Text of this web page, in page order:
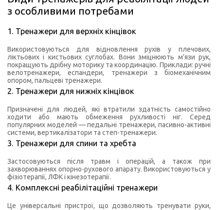
з особливими потребами
1. Тренажери для верхніх кінцівок
Використовуються для відновлення рухів у плечових,
ліктьових і кистьових суглобах. Вони зміцнюють м’язи рук,
покращують дрібну моторику та координацію. Приклади: ручні
велотренажери, еспандери, тренажери з біомеханічним
опором, пальцеві тренажери.
2. Тренажери для нижніх кінцівок
Призначені для людей, які втратили здатність самостійно
ходити або мають обмеження рухливості ніг. Серед
популярних моделей — педальні тренажери, пасивно-активні
системи, вертикалізатори та степ-тренажери.
3. Тренажери для спини та хребта
Застосовуються після травм і операцій, а також при
захворюваннях опорно-рухового апарату. Використовуються у
фізіотерапії, ЛФК і кінезотерапії.
4. Комплексні реабілітаційні тренажери
Це універсальні пристрої, що дозволяють тренувати руки,